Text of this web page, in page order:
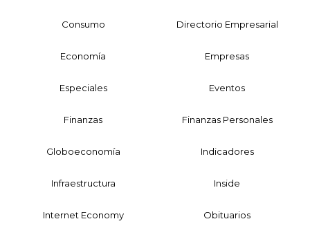
Consumo Directorio Empresarial
Economía Empresas
Especiales Eventos
Finanzas Finanzas Personales
Globoeconomía Indicadores
Infraestructura Inside
Internet Economy Obituarios